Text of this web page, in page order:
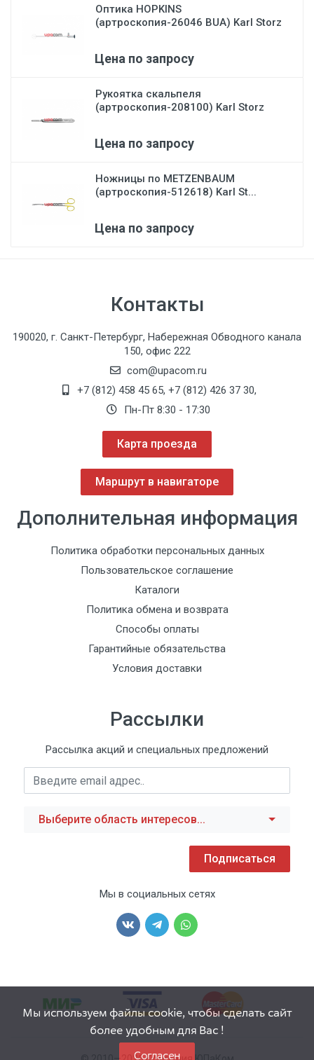
Оптика HOPKINS
(артроскопия-26046 BUA) Karl Storz
Цена по запросу
Рукоятка скальпеля
(артроскопия-208100) Karl Storz
Цена по запросу
Ножницы по METZENBAUM
(артроскопия-512618) Karl St...
Цена по запросу
Контакты
190020, г. Санкт-Петербург, Набережная Обводного канала
150, офис 222
com@upacom.ru
+7 (812) 458 45 65, +7 (812) 426 37 30,
Пн-Пт 8:30 - 17:30
Карта проезда
Маршрут в навигаторе
Дополнительная информация
Политика обработки персональных данных
Пользовательское соглашение
Каталоги
Политика обмена и возврата
Способы оплаты
Гарантийные обязательства
Условия доставки
Рассылки
Рассылка акций и специальных предложений
Выберите область интересов...
Подписаться
Мы в социальных сетях
Мы используем файлы cookie, чтобы сделать сайт
более удобным для Вас !
Согласен